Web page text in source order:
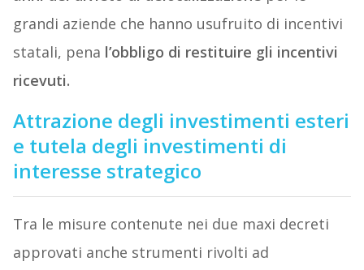
grandi aziende che hanno usufruito di incentivi
statali, pena l’obbligo di restituire gli incentivi
ricevuti.
Attrazione degli investimenti esteri
e tutela degli investimenti di
interesse strategico
Tra le misure contenute nei due maxi decreti
approvati anche strumenti rivolti ad